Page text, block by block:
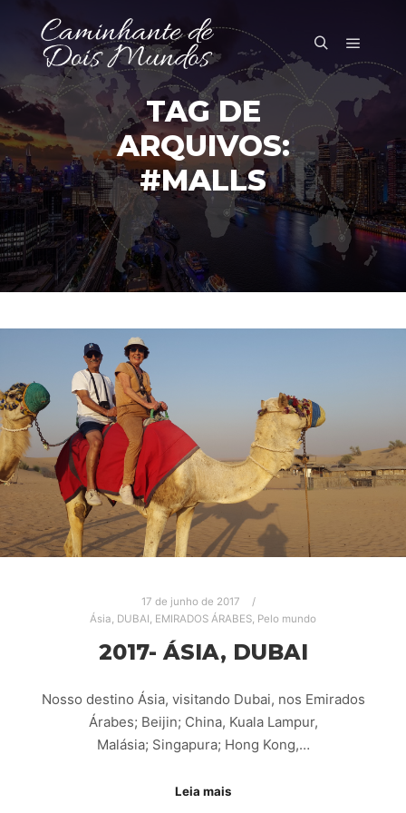
PesquisaMenu
TAG DE
ARQUIVOS:
#MALLS
17 de junho de 2017
Ásia, DUBAI, EMIRADOS ÁRABES, Pelo mundo
2017- ÁSIA, DUBAI
Nosso destino Ásia, visitando Dubai, nos Emirados
Árabes; Beijin; China, Kuala Lampur,
Malásia; Singapura; Hong Kong,…
Leia mais